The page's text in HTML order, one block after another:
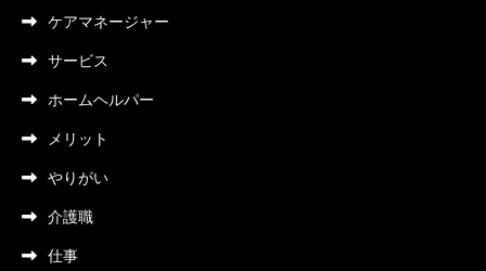
ケアマネージャー
サービス
ホームヘルパー
メリット
やりがい
介護職
仕事